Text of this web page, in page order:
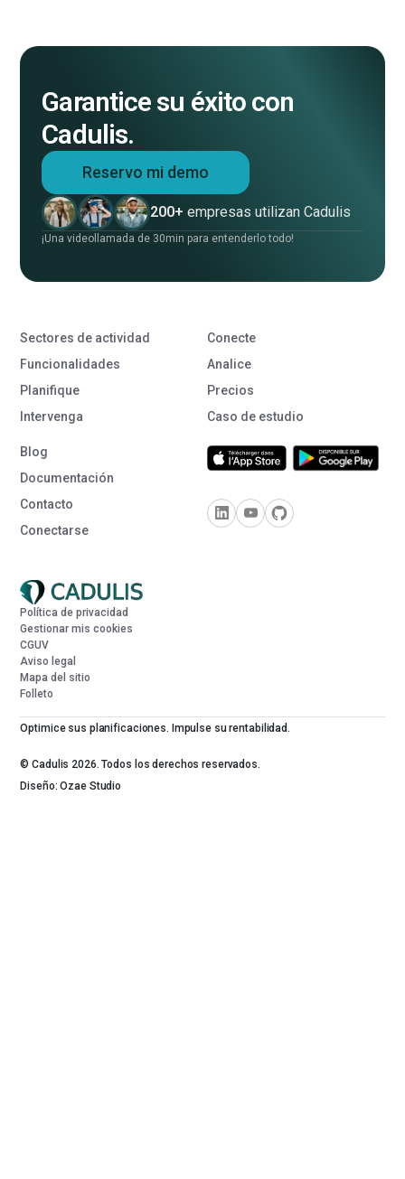
Garantice su éxito con
Cadulis.
Reservo mi demo
200+ empresas utilizan Cadulis
¡Una videollamada de 30min para entenderlo todo!
Sectores de actividad
Funcionalidades
Planifique
Intervenga
Conecte
Analice
Precios
Caso de estudio
Blog
Documentación
Contacto
Conectarse
Política de privacidad
Gestionar mis cookies
CGUV
Aviso legal
Mapa del sitio
Folleto
Optimice sus planificaciones. Impulse su rentabilidad.
© Cadulis 2026. Todos los derechos reservados.
Diseño: Ozae Studio